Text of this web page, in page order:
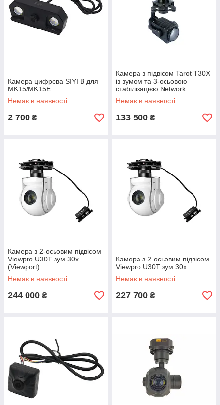
Камера цифрова SIYI B для
MK15/MK15E
Немає в наявності
2 700 ₴
Камера з підвісом Tarot T30X
із зумом та 3-осьовою
стабілізацією Network
(TL30X-NET)
Немає в наявності
133 500 ₴
Камера з 2-осьовим підвісом
Viewpro U30T зум 30x
(Viewport)
Немає в наявності
244 000 ₴
Камера з 2-осьовим підвісом
Viewpro U30T зум 30x
Немає в наявності
227 700 ₴